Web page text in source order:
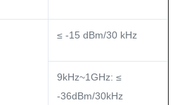
≤ -15 dBm/30 kHz
9kHz~1GHz: ≤
-36dBm/30kHz